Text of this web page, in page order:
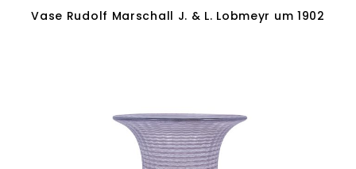
Vase Rudolf Marschall J. & L. Lobmeyr um 1902